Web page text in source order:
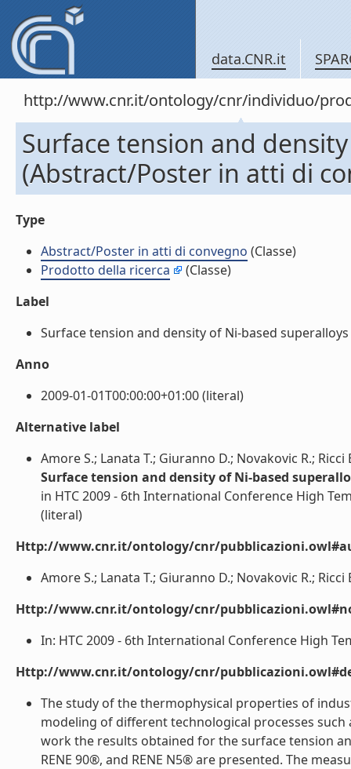
data.CNR.it
http://www.cnr.it/ontology/cnr/individuo/
Surface tension and
(Abstract/Poster in atti di
Type
Abstract/Poster in atti di convegno (Classe)
Prodotto della ricerca
(Classe)
Label
Surface tension and density of Ni-based
Anno
2009-01-01T00:00:00+01:00 (literal)
Alternative label
Amore S.; Lanata T.; Giuranno D.; Novakovic R.; Ricci
Surface tension and density of Ni-based
in HTC 2009 - 6th International Conference High
(literal)
Http://www.cnr.it/ontology/cnr/
Amore S.; Lanata T.; Giuranno D.; Novakovic R.; Ricci
Http://www.cnr.it/ontology/cnr/
In: HTC 2009 - 6th International Conference High
Http://www.cnr.it/ontology/cnr/
The study of the thermophysical properties of
modeling of different technological processes
work the results obtained for the surface tension
RENE 90®, and RENE N5® are presented. The